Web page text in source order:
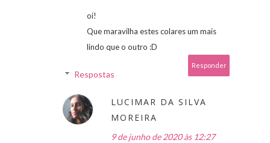
oi!
Que maravilha estes colares um mais
lindo que o outro :D
Responder
Respostas
LUCIMAR DA SILVA
MOREIRA
9 de junho de 2020 às 12:27